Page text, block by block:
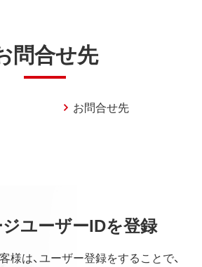
問合せ先
お問合せ先
ユーザーIDを登録
様は、ユーザー登録をすることで、